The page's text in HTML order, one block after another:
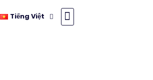
Tiếng Việt